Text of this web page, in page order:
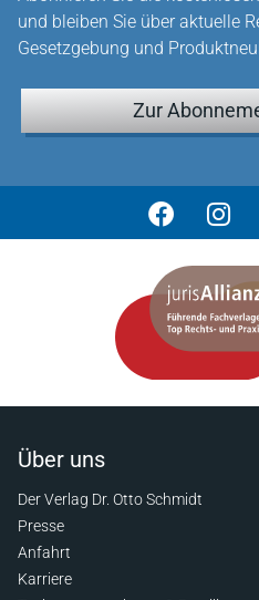
und bleiben Sie über aktuelle
Gesetzgebung und
Zur
Über uns
Der Verlag Dr. Otto Schmidt
Presse
Anfahrt
Karriere